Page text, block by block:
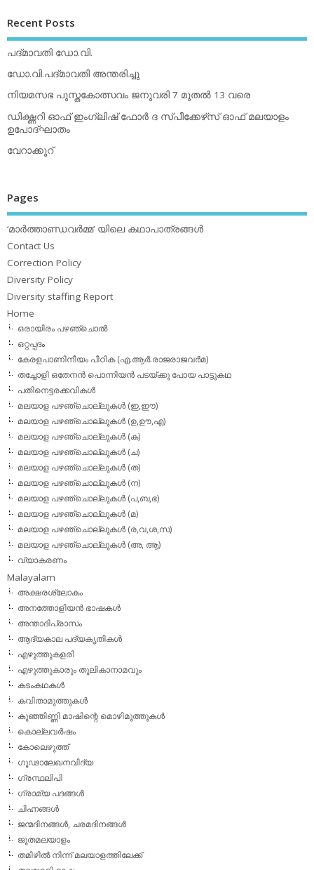
Recent Posts
പദ്മാവതി ഡോ.വി.
ഡോ.വി.പദ്മാവതി അന്തരിച്ചു
നിയമസഭ പുസ്തകോത്സവം ജനുവരി 7 മുതല്‍ 13 വരെ
ഡിക്ഷ്ണറി ഓഫ് ഇംഗ്ലിഷ് ഫോര്‍ ദ സ്പീക്കേഴ്‌സ് ഓഫ് മലയാളം
ഉപോദ്ഘാതം
വേറാക്കൂറ്
Pages
‘മാര്‍ത്താണ്ഡവര്‍മ്മ’ യിലെ കഥാപാത്രങ്ങള്‍
Contact Us
Correction Policy
Diversity Policy
Diversity staffing Report
Home
ഒരായിരം പഴഞ്ചൊല്‍
ഒറ്റപ്പദം
കേരളപാണിനീയം പീഠിക (എ.ആര്‍.രാജരാജവര്‍മ)
തച്ചോളി ഒതേനൻ പൊന്നിയൻ പടയ്‌ക്കു പോയ പാട്ടുകഥ
പതിനെട്ടരക്കവികള്‍
മലയാള പഴഞ്ചൊല്ലുകള്‍ (ഇ,ഈ)
മലയാള പഴഞ്ചൊല്ലുകള്‍ (ഉ,ഊ,എ)
മലയാള പഴഞ്ചൊല്ലുകള്‍ (ക)
മലയാള പഴഞ്ചൊല്ലുകള്‍ (ച)
മലയാള പഴഞ്ചൊല്ലുകള്‍ (ത)
മലയാള പഴഞ്ചൊല്ലുകള്‍ (ന)
മലയാള പഴഞ്ചൊല്ലുകള്‍ (പ,ബ,ഭ)
മലയാള പഴഞ്ചൊല്ലുകള്‍ (മ)
മലയാള പഴഞ്ചൊല്ലുകള്‍ (ര,വ,ശ,സ)
മലയാള പഴഞ്ചൊല്ലുകൾ (അ, ആ)
വ്യാകരണം
Malayalam
അക്ഷരശ്ലോകം
അനത്തോളിയന്‍ ഭാഷകള്‍
അന്താദിപ്രാസം
ആദ്യകാല പദ്യകൃതികള്‍
എഴുത്തുകളരി
എഴുത്തുകാരും തൂലികാനാമവും
കടംകഥകള്‍
കവിതാമുത്തുകള്‍
കുഞ്ഞിണ്ണി മാഷിന്റെ മൊഴിമുത്തുകള്‍
കൊല്ലവര്‍ഷം
കോലെഴുത്ത്
ഗൂഢാലേഖനവിദ്യ
ഗ്രന്ഥലിപി
ഗ്രാമ്യ പദങ്ങള്‍
ചിഹ്നങ്ങള്‍
ജന്മദിനങ്ങള്‍, ചരമദിനങ്ങള്‍
ജൂതമലയാളം
തമിഴില്‍ നിന്ന് മലയാളത്തിലേക്ക്